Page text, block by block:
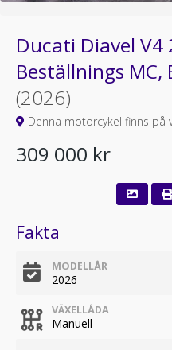
Ducati Diavel
Beställnings
(2026)
Denna motorcykel finns på
309 000 kr
Fakta
MODELLÅR
2026
VÄXELLÅDA
Manuell